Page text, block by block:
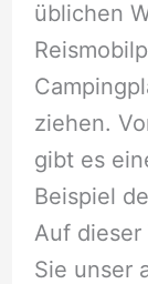
üblichen
ziehen.
gibt es
Beispiel
Auf
Sie unser